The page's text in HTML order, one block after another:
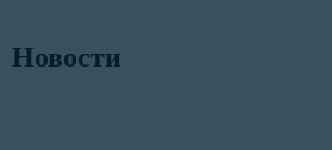
Новости